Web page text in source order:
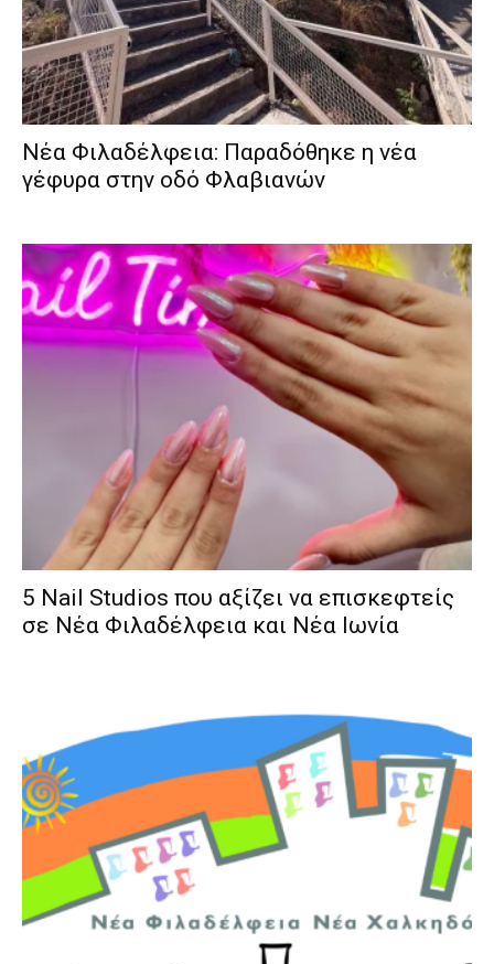
Νέα Φιλαδέλφεια: Παραδόθηκε η νέα
γέφυρα στην οδό Φλαβιανών
5 Nail Studios που αξίζει να επισκεφτείς
σε Νέα Φιλαδέλφεια και Νέα Ιωνία